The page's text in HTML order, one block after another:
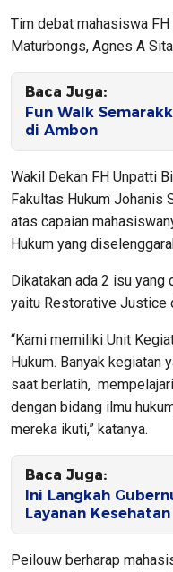
Tim debat mahasiswa
Maturbongs, Agnes A
Baca Juga:
Fun Walk
di Ambon
Wakil Dekan FH Unpatti
Fakultas Hukum Johanis
atas capaian
Hukum yang
Dikatakan ada 2 isu
yaitu Restorative Justice
“Kami memiliki Unit
Hukum. Banyak kegiatan
saat berlatih,
dengan bidang ilmu
mereka ikuti,” katanya.
Baca Juga:
Ini Langkah
Layanan Kesehatan
Peilouw berharap